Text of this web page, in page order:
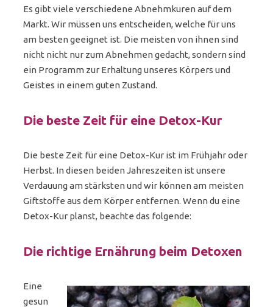
Es gibt viele verschiedene Abnehmkuren auf dem
Markt. Wir müssen uns entscheiden, welche für uns
am besten geeignet ist. Die meisten von ihnen sind
nicht nicht nur zum Abnehmen gedacht, sondern sind
ein Programm zur Erhaltung unseres Körpers und
Geistes in einem guten Zustand.
Die beste Zeit für eine Detox-Kur
Die beste Zeit für eine Detox-Kur ist im Frühjahr oder
Herbst. In diesen beiden Jahreszeiten ist unsere
Verdauung am stärksten und wir können am meisten
Giftstoffe aus dem Körper entfernen. Wenn du eine
Detox-Kur planst, beachte das folgende:
Die richtige Ernährung beim Detoxen
Eine
gesun